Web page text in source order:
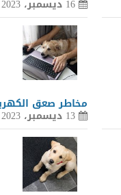
16 ديسمبر، 2023
مخاطر صعق
13 ديسمبر، 2023